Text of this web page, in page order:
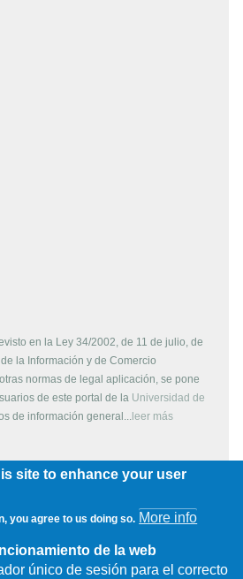
en la Ley 34/2002, de 11 de julio, de
la Información y de Comercio
normas de legal aplicación, se pone
de este portal de la Universidad de
de información general... leer más
servidor WEB, son propiedad de la
se indica lo contrario. Pueden ser
para fines no lucrativos por cualquier
site to enhance your user
you agree to us doing so. More info
de la web
único de sesión para el correcto